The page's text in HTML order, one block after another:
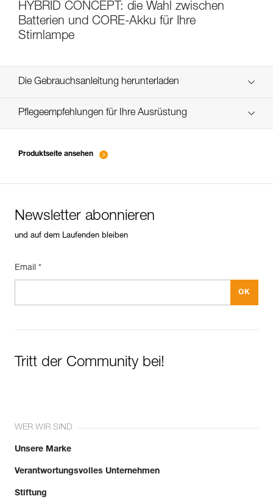
HYBRID CONCEPT: die Wahl zwischen
Batterien und CORE-Akku für Ihre
Stirnlampe
Die Gebrauchsanleitung herunterladen
Technical Notice
Pflegeempfehlungen für Ihre Ausrüstung
Produktseite ansehen
Newsletter abonnieren
und auf dem Laufenden bleiben
Email *
Tritt der Community bei!
WER WIR SIND
Unsere Marke
Verantwortungsvolles Unternehmen
Stiftung